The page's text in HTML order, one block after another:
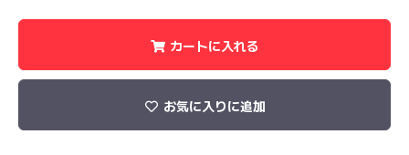
カートに入れる
お気に入りに追加